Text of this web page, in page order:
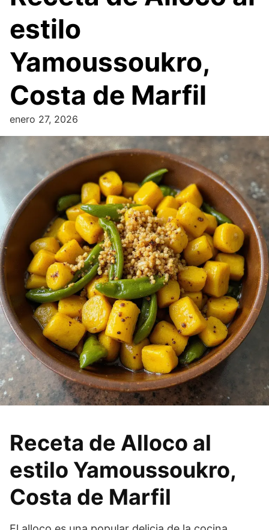
estilo
Yamoussoukro,
Costa de Marfil
enero 27, 2026
Receta de Alloco al
estilo Yamoussoukro,
Costa de Marfil